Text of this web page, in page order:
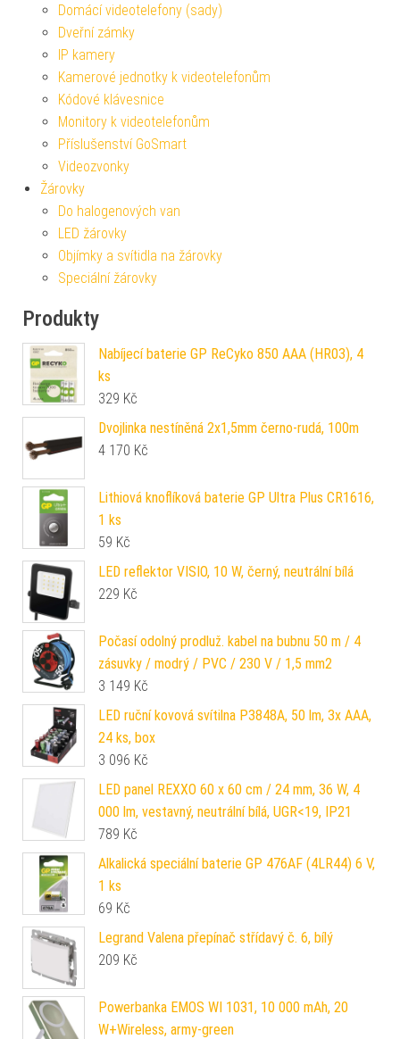
Domácí videotelefony (sady)
Dveřní zámky
IP kamery
Kamerové jednotky k videotelefonům
Kódové klávesnice
Monitory k videotelefonům
Příslušenství GoSmart
Videozvonky
Žárovky
Do halogenových van
LED žárovky
Objímky a svítidla na žárovky
Speciální žárovky
Produkty
Nabíjecí baterie GP ReCyko 850 AAA (HR03), 4
ks
329 Kč
Dvojlinka nestíněná 2x1,5mm černo-rudá, 100m
4 170 Kč
Lithiová knoflíková baterie GP Ultra Plus CR1616,
1 ks
59 Kč
LED reflektor VISIO, 10 W, černý, neutrální bílá
229 Kč
Počasí odolný prodluž. kabel na bubnu 50 m / 4
zásuvky / modrý / PVC / 230 V / 1,5 mm2
3 149 Kč
LED ruční kovová svítilna P3848A, 50 lm, 3x AAA,
24 ks, box
3 096 Kč
LED panel REXXO 60 x 60 cm / 24 mm, 36 W, 4
000 lm, vestavný, neutrální bílá, UGR<19, IP21
789 Kč
Alkalická speciální baterie GP 476AF (4LR44) 6 V,
1 ks
69 Kč
Legrand Valena přepínač střídavý č. 6, bílý
209 Kč
Powerbanka EMOS WI 1031, 10 000 mAh, 20
W+Wireless, army-green